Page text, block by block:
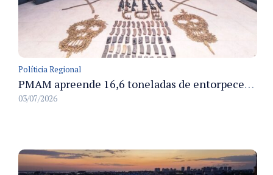
Políticia Regional
PMAM apreende 16,6 toneladas de entorpecentes e registra aumento nas prisões em flagrante e nas capturas de foragidos no primeiro semestre de 2026
03/07/2026